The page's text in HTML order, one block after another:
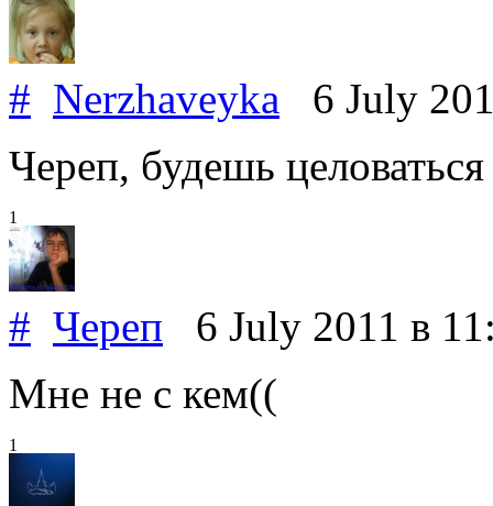
# Nerzhaveyka 6 July
Череп, будешь целоваться
1
# Череп 6 July 2011 в
Мне не с кем((
1